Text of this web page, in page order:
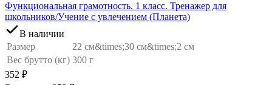
Функциональная грамотность. 1 класс. Тренажер для
школьников/Учение с увлечением (Планета)
В наличии
Размер
22 см&times;30 см&times;2 см
Вес брутто (кг) 300 г
352 ₽